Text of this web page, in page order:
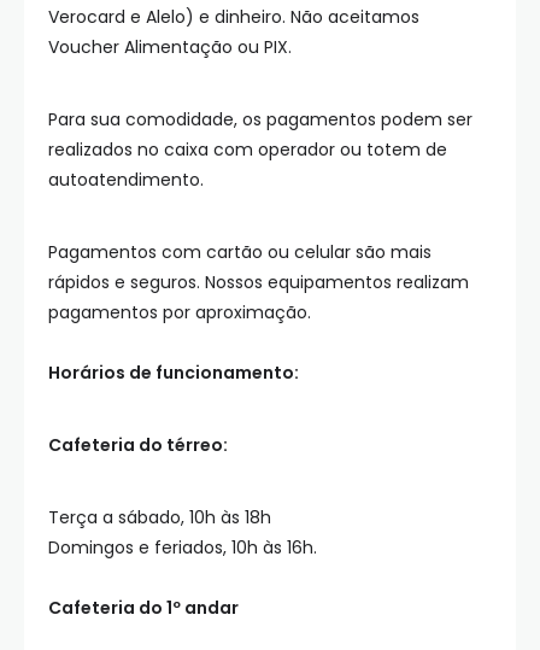
Verocard e Alelo) e dinheiro. Não aceitamos
Voucher Alimentação ou PIX.
Para sua comodidade, os pagamentos podem ser
realizados no caixa com operador ou totem de
autoatendimento.
Pagamentos com cartão ou celular são mais
rápidos e seguros. Nossos equipamentos realizam
pagamentos por aproximação.
Horários de funcionamento:
Cafeteria do térreo:
Terça a sábado, 10h às 18h
Domingos e feriados, 10h às 16h.
Cafeteria do 1º andar